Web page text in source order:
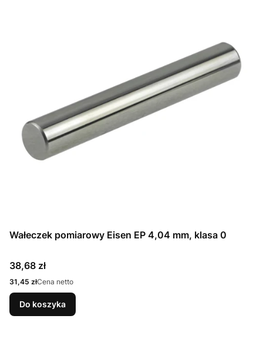
Wałeczek pomiarowy Eisen EP 4,04 mm, klasa 0
Cena
38,68 zł
Cena
31,45 złCena netto
Do koszyka